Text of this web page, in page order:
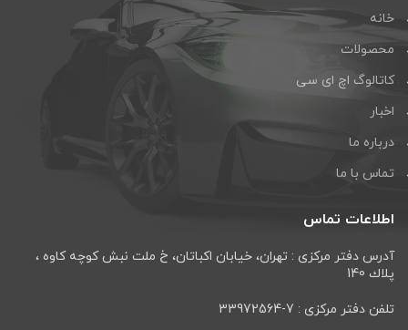
خانه
محصولات
کاتالوگ اچ ای سی
اخبار
درباره ما
تماس با ما
اطلاعات تماس
آدرس دفتر مرکزی : تهران، خيابان اكباتان، خ ملت نبش كوچه كاوه ،
پلاك 140
تلفن دفتر مرکزی : 7-33972564